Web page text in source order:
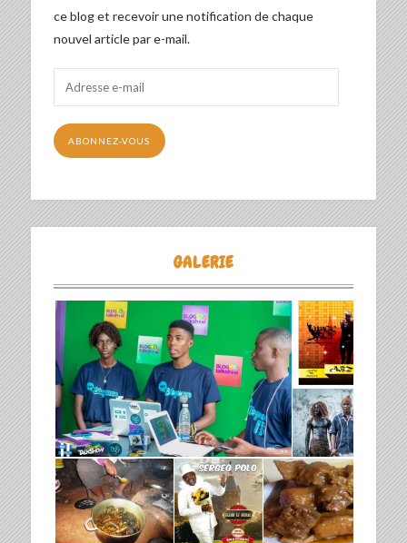
ce blog et recevoir une notification de chaque
nouvel article par e-mail.
mail
ABONNEZ-VOUS
GALERIE